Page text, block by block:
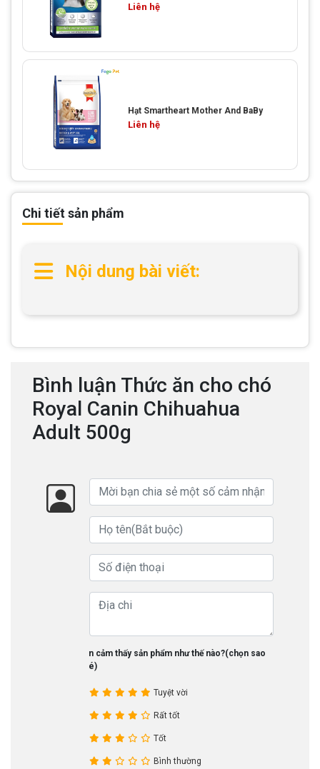
Chi tiết sản phẩm
Nội dung bài viết:
Bình luận Thức ăn cho chó
Royal Canin Chihuahua
Adult 500g
Bạn cảm thấy sản phẩm như thế nào?(chọn sao
nhé)
Tuyệt vời
Rất tốt
Tốt
Bình thường
Liên hệ
Hạt Smartheart Mother And BaBy
Liên hệ